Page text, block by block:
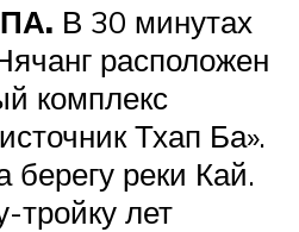
В 30 минутах
расположен
комплекс
Тхап Ба».
берегу реки Кай.
тройку лет